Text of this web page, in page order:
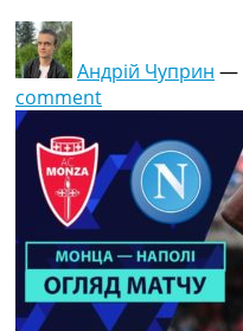
Андрій Чуприн —
comment